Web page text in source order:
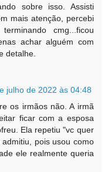
sobre isso. Assisti
mais atenção, percebi
cmg...ficou
achar alguém com
detalhe.
julho de 2022 às 04:48
os irmãos não. A irmã
ficar com a esposa
Ela repetiu "vc quer
pois usou como
ele realmente queria